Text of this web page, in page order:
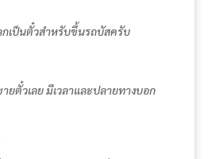
เป็นตั๋วสำหรับขึ้นรถบัสครับ
ยตั๋วเลย มีเวลาและปลายทางบอก